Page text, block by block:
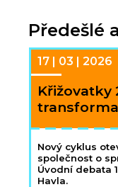
Předešlé
17 | 03 | 2026
Křižovatky
Nový cyklus
společnost o
Úvodní debata
Havla.